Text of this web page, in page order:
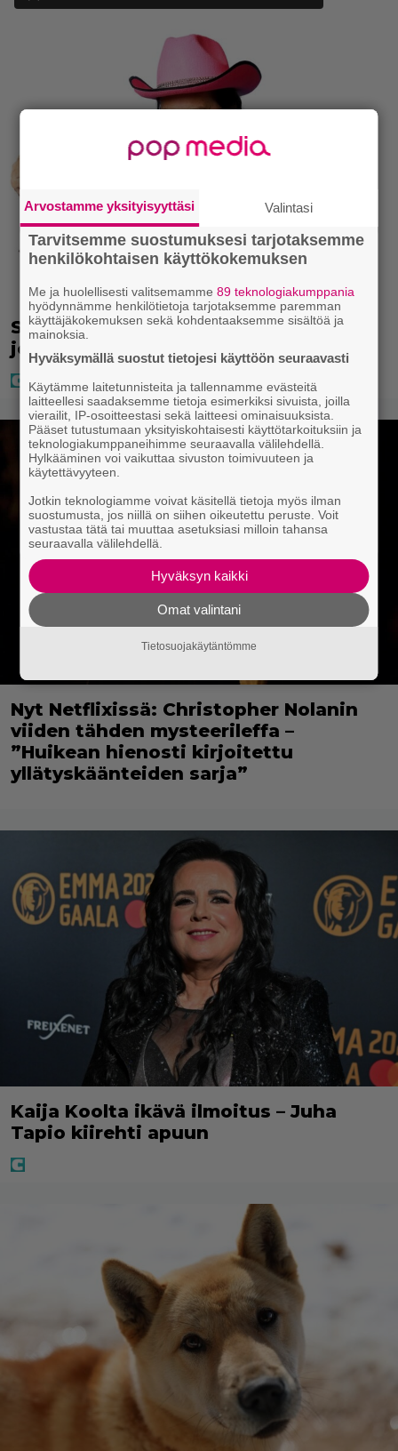
Seiska: Laulaja Frederik lyttäsi Eput –
johan oli taas kielen käyttöä
Nyt Netflixissä: Christopher Nolanin
viiden tähden mysteerileffa –
”Huikean hienosti kirjoitettu
yllätyskäänteiden sarja”
Kaija Koolta ikävä ilmoitus – Juha
Tapio kiirehti apuun
Arvostamme yksityisyyttäsi Valintasi
Tarvitsemme suostumuksesi tarjotaksemme
henkilökohtaisen käyttökokemuksen
Me ja huolellisesti valitsemamme89 teknologiakumppania
hyödynnämme henkilötietoja tarjotaksemme paremman
käyttäjäkokemuksen sekä kohdentaaksemme sisältöä ja
mainoksia.
Hyväksymällä suostut tietojesi käyttöön seuraavasti
Käytämme laitetunnisteita ja tallennamme evästeitä
laitteellesi saadaksemme tietoja esimerkiksi sivuista, joilla
vierailit, IP-osoitteestasi sekä laitteesi ominaisuuksista.
Pääset tutustumaan yksityiskohtaisesti käyttötarkoituksiin ja
teknologiakumppaneihimme seuraavalla välilehdellä.
Hylkääminen voi vaikuttaa sivuston toimivuuteen ja
käytettävyyteen.
Jotkin teknologiamme voivat käsitellä tietoja myös ilman
suostumusta, jos niillä on siihen oikeutettu peruste. Voit
vastustaa tätä tai muuttaa asetuksiasi milloin tahansa
seuraavalla välilehdellä.
Hyväksyn kaikki
Omat valintani
Tietosuojakäytäntömme